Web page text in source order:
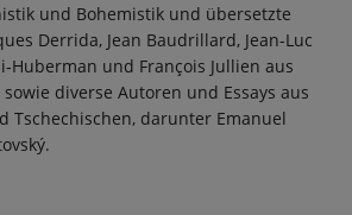
und Bohemistik und übersetzte
Derrida, Jean Baudrillard, Jean-Luc
und François Jullien aus
diverse Autoren und Essays aus
Tschechischen, darunter Emanuel